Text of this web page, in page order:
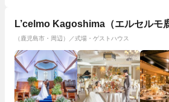
L’celmo Kagoshima（エルセルモ
（鹿児島市・周辺）／式場・ゲストハウス